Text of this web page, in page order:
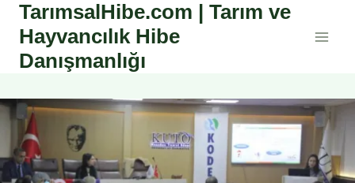
Skip
content
TarımsalHibe.com | Tarım ve
Hayvancılık Hibe
Danışmanlığı